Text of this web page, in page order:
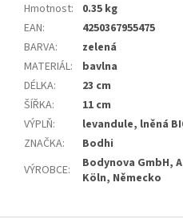
Hmotnost:
0.35 kg
EAN:
4250367955475
BARVA:
zelená
MATERIÁL:
bavlna
DÉLKA:
23 cm
ŠÍŘKA:
11 cm
VÝPLŇ:
levandule, lněná
ZNAČKA:
Bodhi
VÝROBCE:
Bodynova GmbH,
Köln, Německo